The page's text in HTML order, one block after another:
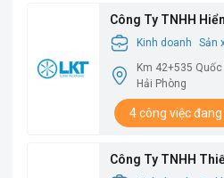
Công Ty TNHH
Kinh doanh
Sản
Km 42+535
Hải Phòng
4 công việc
Công Ty TNHH